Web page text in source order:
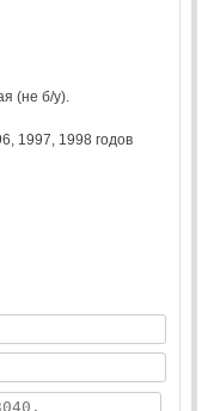
(не б/у).
1997 1998 годов